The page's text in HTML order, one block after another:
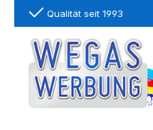
Zur
Qualität seit 1993